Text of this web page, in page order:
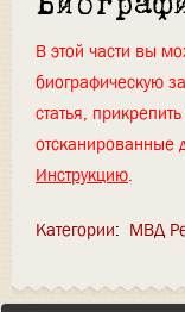
В этой части вы
биографическую
статья,
отсканированные
Инструкцию.
Категории: МВД